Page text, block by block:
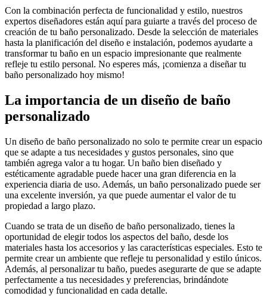
Con la combinación perfecta de funcionalidad y estilo, nuestros
expertos diseñadores están aquí para guiarte a través del proceso de
creación de tu baño personalizado. Desde la selección de materiales
hasta la planificación del diseño e instalación, podemos ayudarte a
transformar tu baño en un espacio impresionante que realmente
refleje tu estilo personal. No esperes más, ¡comienza a diseñar tu
baño personalizado hoy mismo!
La importancia de un diseño de baño
personalizado
Un diseño de baño personalizado no solo te permite crear un espacio
que se adapte a tus necesidades y gustos personales, sino que
también agrega valor a tu hogar. Un baño bien diseñado y
estéticamente agradable puede hacer una gran diferencia en la
experiencia diaria de uso. Además, un baño personalizado puede ser
una excelente inversión, ya que puede aumentar el valor de tu
propiedad a largo plazo.
Cuando se trata de un diseño de baño personalizado, tienes la
oportunidad de elegir todos los aspectos del baño, desde los
materiales hasta los accesorios y las características especiales. Esto te
permite crear un ambiente que refleje tu personalidad y estilo únicos.
Además, al personalizar tu baño, puedes asegurarte de que se adapte
perfectamente a tus necesidades y preferencias, brindándote
comodidad y funcionalidad en cada detalle.